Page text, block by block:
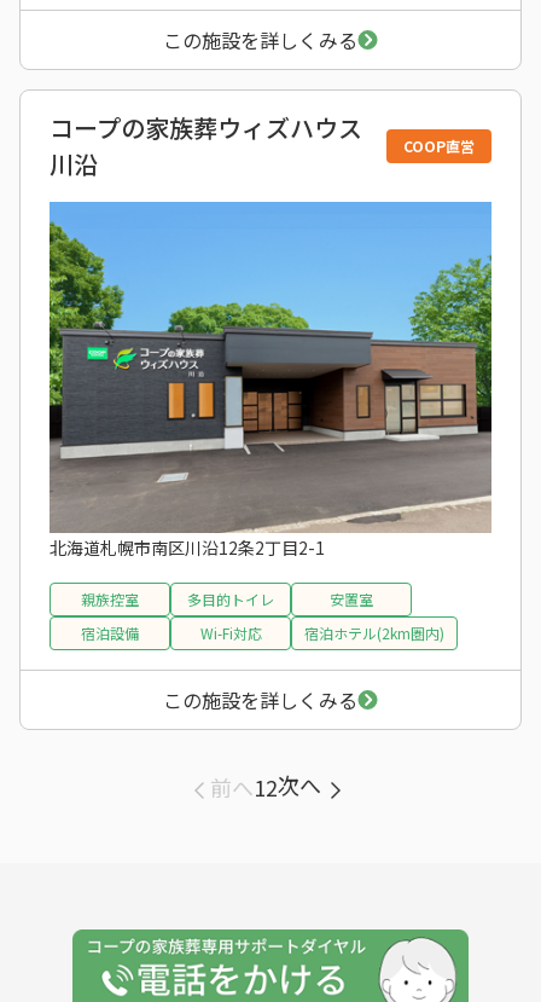
この施設を詳しくみる
コープの家族葬ウィズハウス
川沿
COOP直営
北海道札幌市南区川沿12条2丁目2-1
親族控室 多目的トイレ
安置室
宿泊設備
Wi-Fi対応 宿泊ホテル(2km圏内)
この施設を詳しくみる
前へ12次へ